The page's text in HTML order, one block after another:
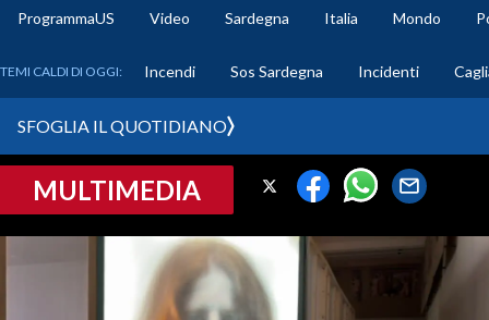
CRONACA SARDEGNA
PROVINCIA DI CAGLIARI
SULCIS IGLESIENTE
ProgrammaUS Video Sardegna Italia Mondo
TEMI CALDI DI OGGI: Incendi Sos Sardegna Incidenti
SFOGLIA IL QUOTIDIANO
MULTIMEDIA